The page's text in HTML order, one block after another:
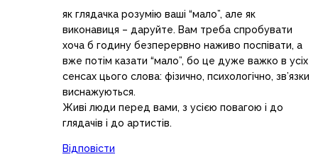
як глядачка розумію ваші “мало”, але як
виконавиця – даруйте. Вам треба спробувати
хоча б годину безперервно наживо поспівати, а
вже потім казати “мало”, бо це дуже важко в усіх
сенсах цього слова: фізично, психологічно, зв’язки
виснажуються.
Живі люди перед вами, з усією повагою і до
глядачів і до артистів.
Відповісти